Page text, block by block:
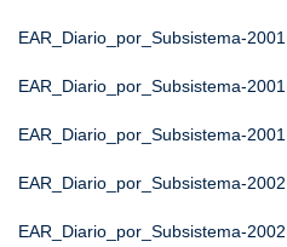
EAR_Diario_por_Subsistema-2001
EAR_Diario_por_Subsistema-2001
EAR_Diario_por_Subsistema-2001
EAR_Diario_por_Subsistema-2002
EAR_Diario_por_Subsistema-2002